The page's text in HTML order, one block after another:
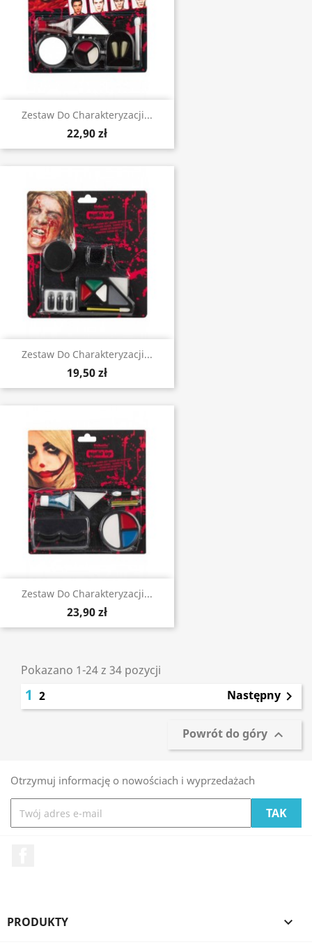
Zestaw Do Charakteryzacji...
22,90 zł
Zestaw Do Charakteryzacji...
19,50 zł
Zestaw Do Charakteryzacji...
23,90 zł
Pokazano 1-24 z 34 pozycji
1 2 Następny 
Powrót do góry 
Otrzymuj informację o nowościach i wyprzedażach
PRODUKTY 